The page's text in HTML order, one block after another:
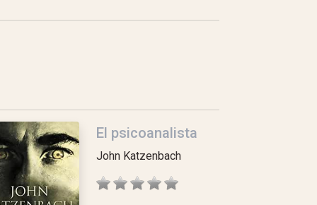
El psicoanalista
John Katzenbach